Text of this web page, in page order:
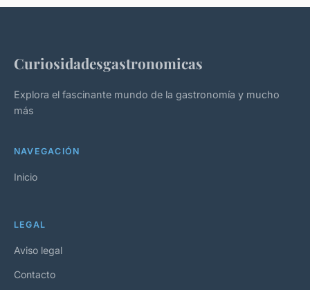
Curiosidadesgastronomicas
Explora el fascinante mundo de la gastronomía y mucho
más
NAVEGACIÓN
Inicio
LEGAL
Aviso legal
Contacto